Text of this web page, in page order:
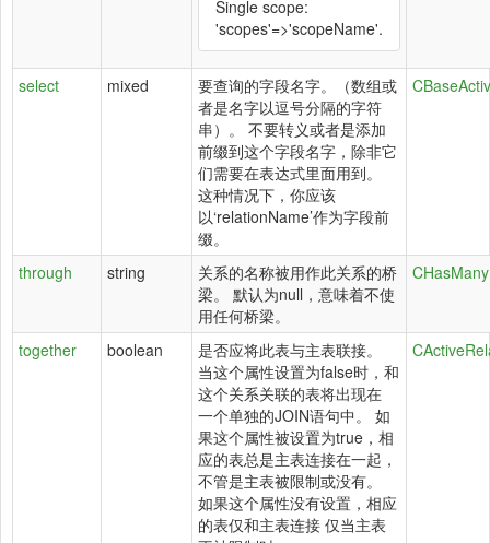
Single scope:
'scopes'=>'scopeName'.
select mixed
要查询的字段名字。（数组或
者是名字以逗号分隔的字符
串）。 不要转义或者是添加
前缀到这个字段名字，除非它
们需要在表达式里面用到。
这种情况下，你应该
以‘relationName’作为字段前
缀。
through string
关系的名称被用作此关系的桥
梁。 默认为null，意味着不使
用任何桥梁。
together boolean
是否应将此表与主表联接。
当这个属性设置为false时，和
这个关系关联的表将出现在
一个单独的JOIN语句中。 如
果这个属性被设置为true，相
应的表总是主表连接在一起，
不管是主表被限制或没有。
如果这个属性没有设置，相应
的表仅和主表连接 仅当主表